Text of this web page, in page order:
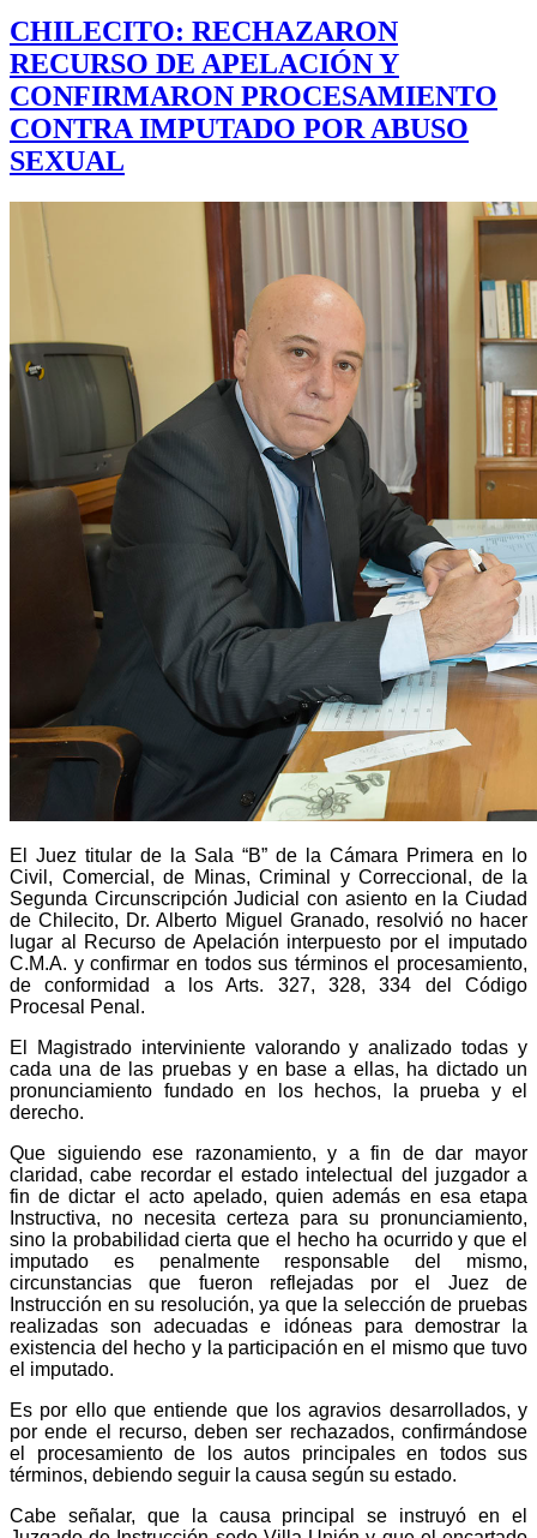
CHILECITO: RECHAZARON
RECURSO DE APELACIÓN Y
CONFIRMARON PROCESAMIENTO
CONTRA IMPUTADO POR ABUSO
SEXUAL
El Juez titular de la Sala “B” de la Cámara Primera en lo
Civil, Comercial, de Minas, Criminal y Correccional, de la
Segunda Circunscripción Judicial con asiento en la Ciudad
de Chilecito, Dr. Alberto Miguel Granado, resolvió no hacer
lugar al Recurso de Apelación interpuesto por el imputado
C.M.A. y confirmar en todos sus términos el procesamiento,
de conformidad a los Arts. 327, 328, 334 del Código
Procesal Penal.
El Magistrado interviniente valorando y analizado todas y
cada una de las pruebas y en base a ellas, ha dictado un
pronunciamiento fundado en los hechos, la prueba y el
derecho.
Que siguiendo ese razonamiento, y a fin de dar mayor
claridad, cabe recordar el estado intelectual del juzgador a
fin de dictar el acto apelado, quien además en esa etapa
Instructiva, no necesita certeza para su pronunciamiento,
sino la probabilidad cierta que el hecho ha ocurrido y que el
imputado es penalmente responsable del mismo,
circunstancias que fueron reflejadas por el Juez de
Instrucción en su resolución, ya que la selección de pruebas
realizadas son adecuadas e idóneas para demostrar la
existencia del hecho y la participación en el mismo que tuvo
el imputado.
Es por ello que entiende que los agravios desarrollados, y
por ende el recurso, deben ser rechazados, confirmándose
el procesamiento de los autos principales en todos sus
términos, debiendo seguir la causa según su estado.
Cabe señalar, que la causa principal se instruyó en el